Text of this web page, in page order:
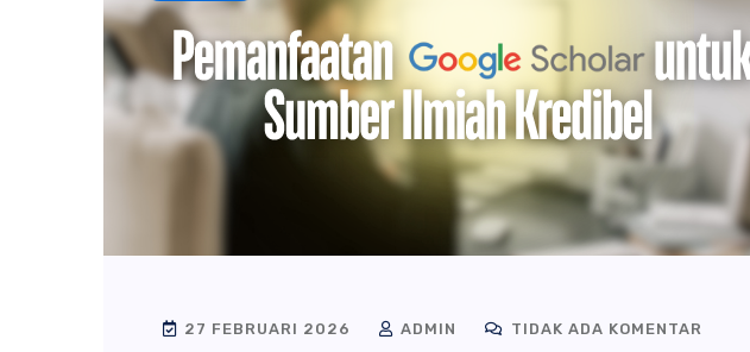
27 FEBRUARI 2026 ADMIN TIDAK ADA KOMENTAR